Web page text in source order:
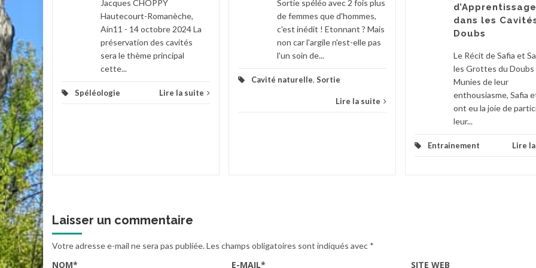
suite
Jacques CHOPPY
Hautecourt-Romanèche,
Ain11 - 14 octobre 2024 La
préservation des cavités
sera le thème principal
cette...
Spéléologie Lire la suite
Sortie spéléo avec 2 fois plus
de femmes que d'hommes,
c'est inédit ! Etonnant ? Mais
non car l'argile n'est-elle pas
l'un soin de...
Cavité naturelle, Sortie
Lire la suite
d’Apprentissage
dans les
Doubs
Le Récit de Safia et
les Grottes du Doubs
Munies de leur
enthousiasme, Safia
ont eu la joie de
leur...
Entrainement Lire
Laisser un commentaire
Votre adresse e-mail ne sera pas publiée.Les champs obligatoires sont indiqués avec *
NOM* E-MAIL* SITE WEB